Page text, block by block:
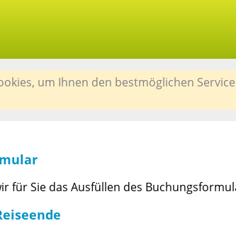
um Ihnen den bestmöglichen
für Sie das Ausfüllen des